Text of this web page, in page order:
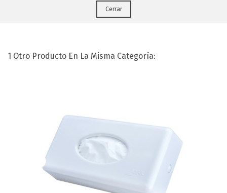
Dispensador Mesa Facial ABS Blanco
1 Otro Producto En La Misma Categoría:
Cerrar